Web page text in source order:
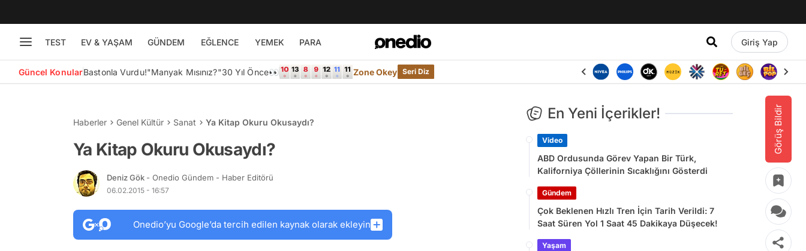
TEST EV & YAŞAM GÜNDEM EĞLENCE YEMEK PARA Giriş Yap
Güncel KonularBastonla Vurdu!"Manyak Mısınız?"30 Yıl Önce👀 Zone Okey Seri Diz
Görüş Bildir
Haberler Genel Kültür Sanat Ya Kitap Okuru Okusaydı?
Ya Kitap Okuru Okusaydı?
Deniz Gök - Onedio Gündem - Haber Editörü
06.02.2015 - 16:57
Onedio’yu Google’da tercih edilen kaynak olarak ekleyin
En Yeni İçerikler!
Video
ABD Ordusunda Görev Yapan Bir Türk,
Kaliforniya Çöllerinin Sıcaklığını Gösterdi
Gündem
Çok Beklenen Hızlı Tren İçin Tarih Verildi: 7
Saat Süren Yol 1 Saat 45 Dakikaya Düşecek!
Yaşam